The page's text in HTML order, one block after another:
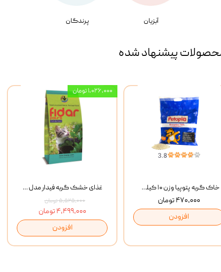
آبزیان پرندگان
پیشنهاد شده
غذای خشک گربه فیدار مدل Adult وزن 10 کیلوگرم
۵,۵۲۵,۰۰۰ تومان
۴,۴۹۹,۰۰۰ تومان
افزودن
۱,۰۲۶,۰۰۰ تومان
خاک گربه پتوپیا وزن ۱۰ کیلوگرم
۴۷۰,۰۰۰ تومان
افزودن